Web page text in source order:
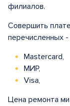
филиалов.
Совершить
перечисленных
Mastercard,
МИР,
Visa,
Цена ремонта ми